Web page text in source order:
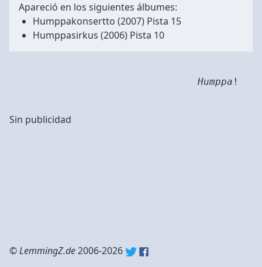
Apareció en los siguientes álbumes:
Humppakonsertto (2007) Pista 15
Humppasirkus (2006) Pista 10
Humppa !
Sin publicidad
©LemmingZ.de2006-2026